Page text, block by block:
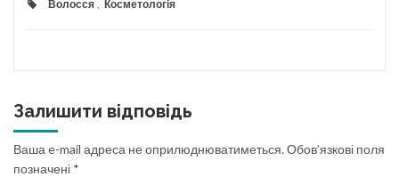
Волосся Косметологія
Залишити відповідь
Ваша e-mail адреса не оприлюднюватиметься.Обов’язкові поля
позначені *